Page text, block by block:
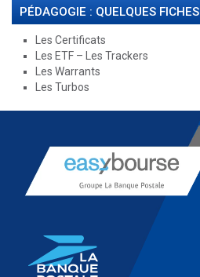
PÉDAGOGIE : QUELQUES FICHES
Les Certificats
Les ETF – Les Trackers
Les Warrants
Les Turbos